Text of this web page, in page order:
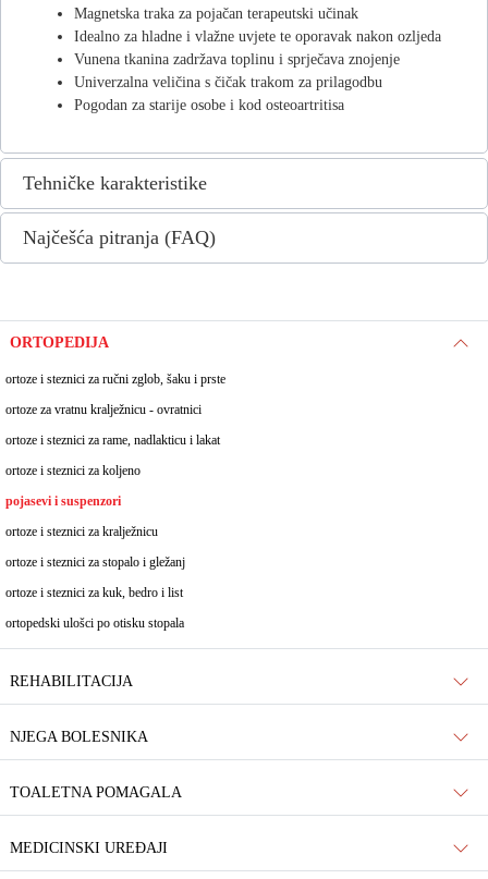
ORTOPEDIJA
ortoze i steznici za ručni zglob, šaku i prste
ortoze za vratnu kralježnicu - ovratnici
ortoze i steznici za rame, nadlakticu i lakat
ortoze i steznici za koljeno
pojasevi i suspenzori
ortoze i steznici za kralježnicu
ortoze i steznici za stopalo i gležanj
ortoze i steznici za kuk, bedro i list
ortopedski ulošci po otisku stopala
REHABILITACIJA
NJEGA BOLESNIKA
TOALETNA POMAGALA
MEDICINSKI UREĐAJI
Magnetska traka za pojačan terapeutski učinak
Idealno za hladne i vlažne uvjete te oporavak nakon ozljeda
Vunena tkanina zadržava toplinu i sprječava znojenje
Univerzalna veličina s čičak trakom za prilagodbu
Pogodan za starije osobe i kod osteoartritisa
Tehničke karakteristike
Najčešća pitranja (FAQ)